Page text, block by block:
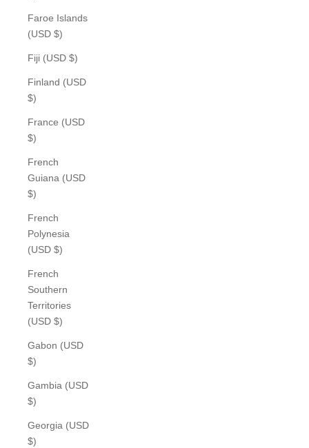
Faroe Islands
(USD $)
Fiji (USD $)
Finland (USD
$)
France (USD
$)
French
Guiana (USD
$)
French
Polynesia
(USD $)
French
Southern
Territories
(USD $)
Gabon (USD
$)
Gambia (USD
$)
Georgia (USD
$)